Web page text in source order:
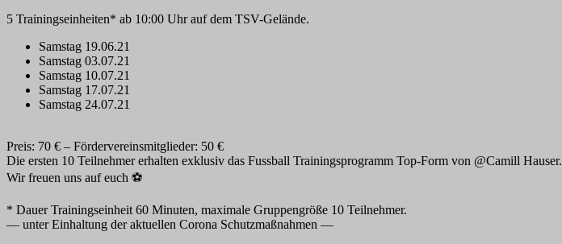
5 Trainingseinheiten* ab 10:00 Uhr auf dem TSV-Gelände.
Samstag 19.06.21
Samstag 03.07.21
Samstag 10.07.21
Samstag 17.07.21
Samstag 24.07.21
Preis: 70 € – Fördervereinsmitglieder: 50 €
Die ersten 10 Teilnehmer erhalten exklusiv das Fussball Trainingsprogramm Top-Form von @Camill Hauser.
Wir freuen uns auf euch ⚽
* Dauer Trainingseinheit 60 Minuten, maximale Gruppengröße 10 Teilnehmer.
— unter Einhaltung der aktuellen Corona Schutzmaßnahmen —